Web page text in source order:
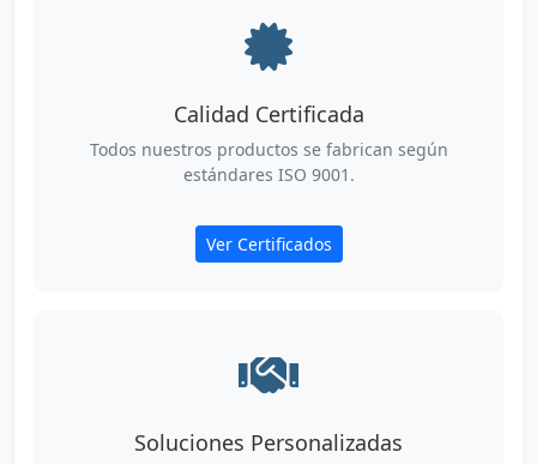
Calidad Certificada
Todos nuestros productos se fabrican según
estándares ISO 9001.
Ver Certificados
Soluciones Personalizadas